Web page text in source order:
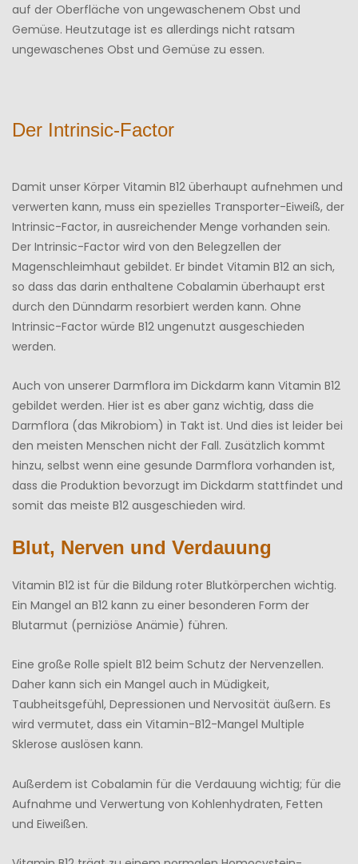
auf der Oberfläche von ungewaschenem Obst und
Gemüse. Heutzutage ist es allerdings nicht ratsam
ungewaschenes Obst und Gemüse zu essen.
Der Intrinsic-Factor
Damit unser Körper Vitamin B12 überhaupt aufnehmen und
verwerten kann, muss ein spezielles Transporter-Eiweiß, der
Intrinsic-Factor, in ausreichender Menge vorhanden sein.
Der Intrinsic-Factor wird von den Belegzellen der
Magenschleimhaut gebildet. Er bindet Vitamin B12 an sich,
so dass das darin enthaltene Cobalamin überhaupt erst
durch den Dünndarm resorbiert werden kann. Ohne
Intrinsic-Factor würde B12 ungenutzt ausgeschieden
werden.
Auch von unserer Darmflora im Dickdarm kann Vitamin B12
gebildet werden. Hier ist es aber ganz wichtig, dass die
Darmflora (das Mikrobiom) in Takt ist. Und dies ist leider bei
den meisten Menschen nicht der Fall. Zusätzlich kommt
hinzu, selbst wenn eine gesunde Darmflora vorhanden ist,
dass die Produktion bevorzugt im Dickdarm stattfindet und
somit das meiste B12 ausgeschieden wird.
Blut, Nerven und Verdauung
Vitamin B12 ist für die Bildung roter Blutkörperchen wichtig.
Ein Mangel an B12 kann zu einer besonderen Form der
Blutarmut (perniziöse Anämie) führen.
Eine große Rolle spielt B12 beim Schutz der Nervenzellen.
Daher kann sich ein Mangel auch in Müdigkeit,
Taubheitsgefühl, Depressionen und Nervosität äußern. Es
wird vermutet, dass ein Vitamin-B12-Mangel Multiple
Sklerose auslösen kann.
Außerdem ist Cobalamin für die Verdauung wichtig; für die
Aufnahme und Verwertung von Kohlenhydraten, Fetten
und Eiweißen.